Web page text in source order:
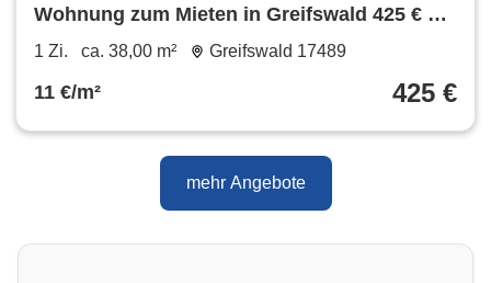
Wohnung zum Mieten in Greifswald 425 € 38
m²
1 Zi. ca. 38,00 m² Greifswald 17489
11 €/m² 425 €
mehr Angebote